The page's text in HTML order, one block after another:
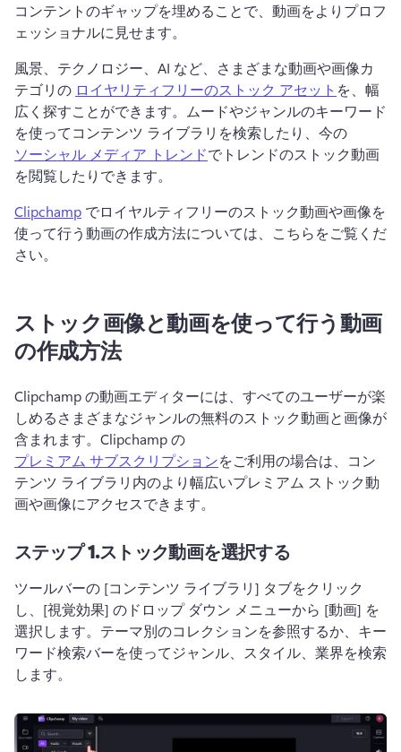
コンテントのギャップを埋めることで、動画をよりプロフ
ェッショナルに見せます。
風景、テクノロジー、AI など、さまざまな動画や画像カ
テゴリの ロイヤリティフリーのストック アセット を、幅
広く探すことができます。 ムードやジャンルのキーワード
を使ってコンテンツ ライブラリを検索したり、今の
ソーシャル メディア トレンドでトレンドのストック動画
を閲覧したりできます。
Clipchamp でロイヤルティフリーのストック動画や画像を
使って行う動画の作成方法については、こちらをご覧くだ
さい。
ストック画像と動画を使って行う動画
の作成方法
Clipchamp の動画エディターには、すべてのユーザーが楽
しめるさまざまなジャンルの無料のストック動画と画像が
含まれます。 Clipchamp の
プレミアム サブスクリプションをご利用の場合は、コン
テンツ ライブラリ内のより幅広いプレミアム ストック動
画や画像にアクセスできます。
ステップ 1.ストック動画を選択する
ツールバーの [コンテンツ ライブラリ] タブをクリック
し、[視覚効果] のドロップ ダウン メニューから [動画] を
選択します。 テーマ別のコレクションを参照するか、キー
ワード検索バーを使ってジャンル、スタイル、業界を検索
します。